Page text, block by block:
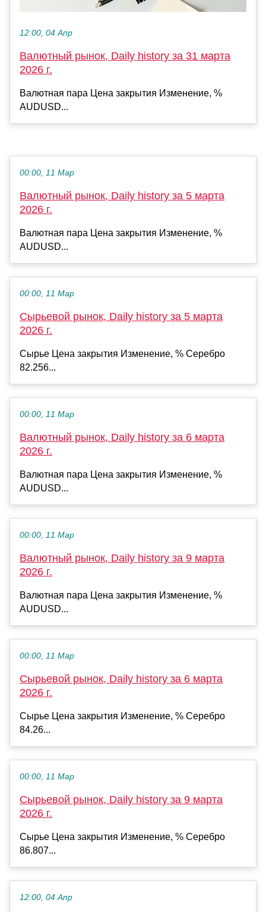
12:00, 04 Апр
Валютный рынок, Daily history за 31 марта
2026 г.
Валютная пара Цена закрытия Изменение, %
AUDUSD...
00:00, 11 Мар
Валютный рынок, Daily history за 5 марта
2026 г.
Валютная пара Цена закрытия Изменение, %
AUDUSD...
00:00, 11 Мар
Сырьевой рынок, Daily history за 5 марта
2026 г.
Сырье Цена закрытия Изменение, % Серебро
82.256...
00:00, 11 Мар
Валютный рынок, Daily history за 6 марта
2026 г.
Валютная пара Цена закрытия Изменение, %
AUDUSD...
00:00, 11 Мар
Валютный рынок, Daily history за 9 марта
2026 г.
Валютная пара Цена закрытия Изменение, %
AUDUSD...
00:00, 11 Мар
Сырьевой рынок, Daily history за 6 марта
2026 г.
Сырье Цена закрытия Изменение, % Серебро
84.26...
00:00, 11 Мар
Сырьевой рынок, Daily history за 9 марта
2026 г.
Сырье Цена закрытия Изменение, % Серебро
86.807...
12:00, 04 Апр